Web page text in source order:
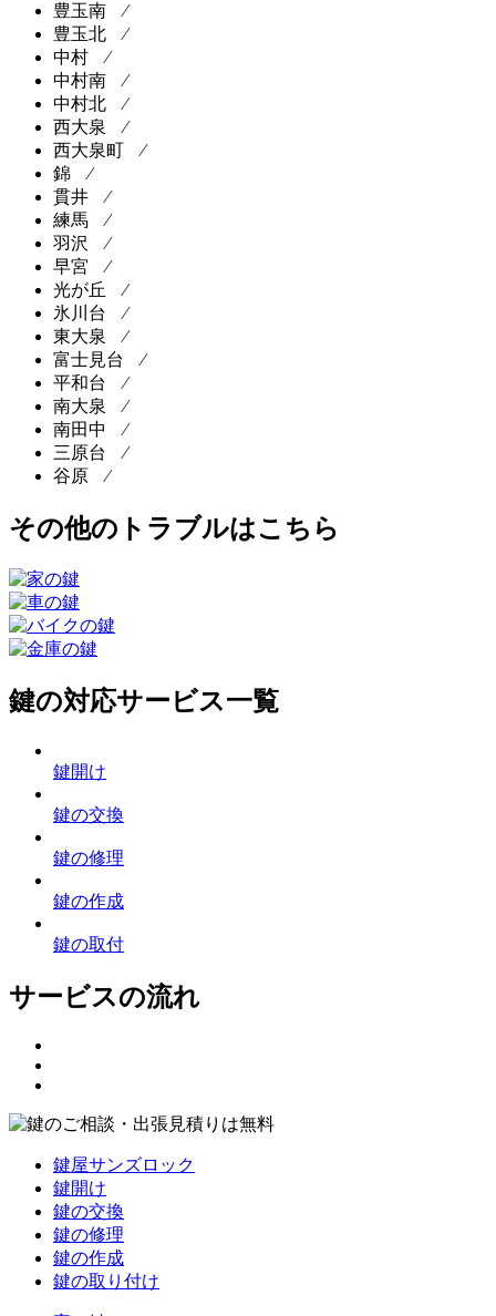
豊玉南 ⁄
豊玉北 ⁄
中村 ⁄
中村南 ⁄
中村北 ⁄
西大泉 ⁄
西大泉町 ⁄
錦 ⁄
貫井 ⁄
練馬 ⁄
羽沢 ⁄
早宮 ⁄
光が丘 ⁄
氷川台 ⁄
東大泉 ⁄
富士見台 ⁄
平和台 ⁄
南大泉 ⁄
南田中 ⁄
三原台 ⁄
谷原 ⁄
その他のトラブルはこちら
鍵の対応サービス一覧
鍵開け
鍵の交換
鍵の修理
鍵の作成
鍵の取付
サービスの流れ
鍵屋サンズロック
鍵開け
鍵の交換
鍵の修理
鍵の作成
鍵の取り付け